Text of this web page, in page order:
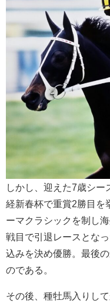
しかし、迎えた7歳シー
経新春杯で重賞2勝目
ーマクラシックを制し
戦目で引退レースとな
込みを決め優勝。最後
のである。
その後、種牡馬入りし